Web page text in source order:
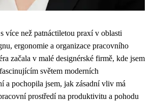
více než patnáctiletou praxí v oblasti
ergonomie a organizace pracovního
začala v malé designérské firmě, kde jsem
světem moderních
a pochopila jsem, jak zásadní vliv má
prostředí na produktivitu a pohodu